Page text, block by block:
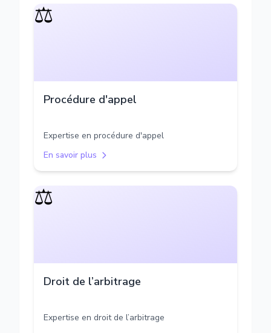
⚖️
Procédure d'appel
Expertise en procédure d'appel
En savoir plus
⚖️
Droit de l’arbitrage
Expertise en droit de l’arbitrage